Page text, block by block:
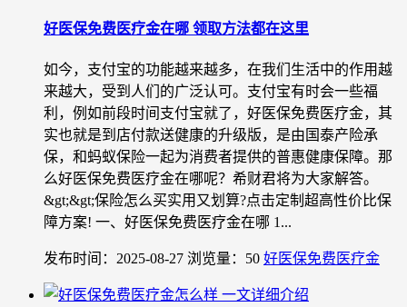
好医保免费医疗金在哪 领取方法都在这里
如今，支付宝的功能越来越多，在我们生活中的作用越
来越大，受到人们的广泛认可。支付宝有时会一些福
利，例如前段时间支付宝就了，好医保免费医疗金，其
实也就是到店付款送健康的升级版，是由国泰产险承
保，和蚂蚁保险一起为消费者提供的普惠健康保障。那
么好医保免费医疗金在哪呢？希财君将为大家解答。
&gt;&gt;保险怎么买实用又划算?点击定制超高性价比保
障方案! 一、好医保免费医疗金在哪 1...
发布时间：2025-08-27 浏览量：50 好医保免费医疗金